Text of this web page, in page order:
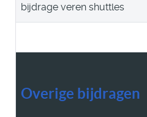
bijdrage veren shuttles
Overige bijdragen